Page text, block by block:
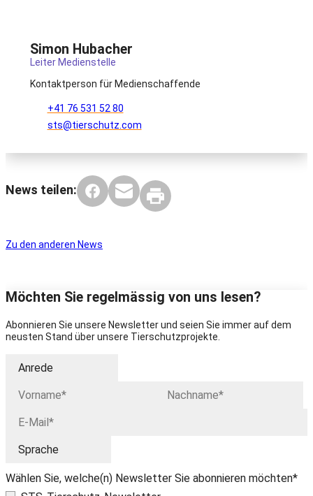
Simon Hubacher
Leiter Medienstelle
Kontaktperson für Medienschaffende
+41 76 531 52 80
sts@tierschutz.com
News teilen:
Zu den anderen News
Möchten Sie regelmässig von uns lesen?
Abonnieren Sie unsere Newsletter und seien Sie immer auf dem
neusten Stand über unsere Tierschutzprojekte.
Wählen Sie, welche(n) Newsletter Sie abonnieren möchten*